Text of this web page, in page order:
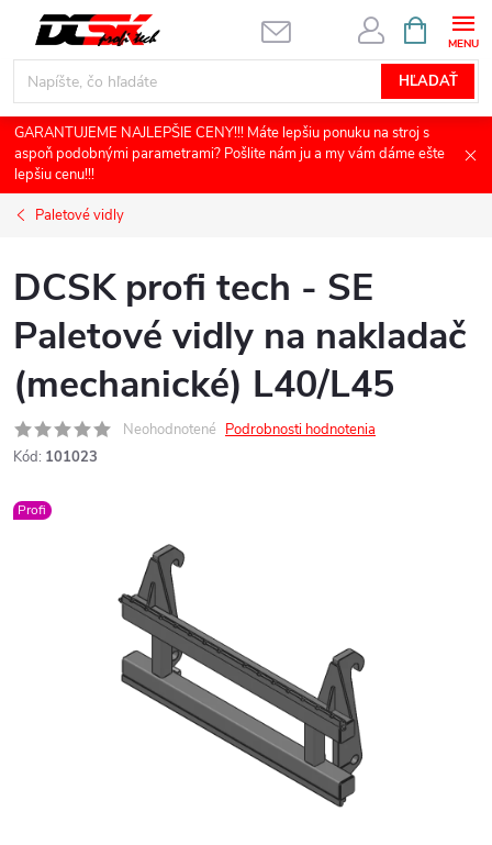
obsah
HĽADAŤ
KOŠÍK
GARANTUJEME NAJLEPŠIE CENY!!! Máte lepšiu ponuku na stroj s
aspoň podobnými parametrami? Pošlite nám ju a my vám dáme ešte
lepšiu cenu!!!
Paletové vidly
DCSK profi tech - SE
Paletové vidly na nakladač
(mechanické) L40/L45
Neohodnotené Podrobnosti hodnotenia
Kód: 101023
Profi